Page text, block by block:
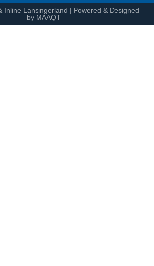
Inline Lansingerland | Powered & Designed
by MAAQT